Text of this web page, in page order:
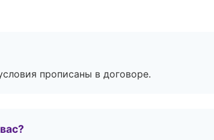
прописаны в договоре.